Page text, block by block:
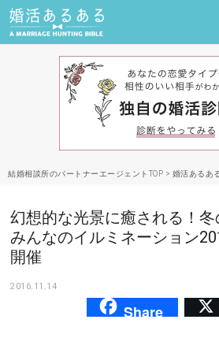
婚活と結婚
合コン・街コン
マッチングアプリ
結婚相談所のパートナーエージェントTOP > 婚活あるあ
幻想的な光景に癒される！冬
みんなのイルミネーション
開催
2016.11.14
Share